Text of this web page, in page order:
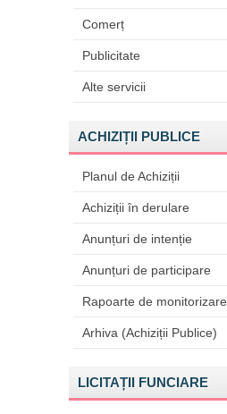
Comerț
Publicitate
Alte servicii
ACHIZIȚII PUBLICE
Planul de Achiziții
Achiziții în derulare
Anunțuri de intenție
Anunțuri de participare
Rapoarte de monitorizare
Arhiva (Achiziții Publice)
LICITAȚII FUNCIARE